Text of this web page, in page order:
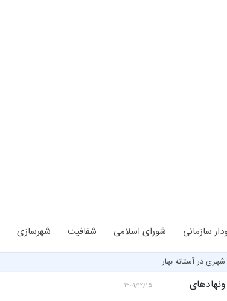
سازمانی شورای اسلامی شفافیت شهرسازی
در آستانه بهار
1401/12/15